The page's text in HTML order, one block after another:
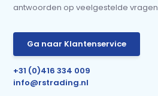
antwoorden op veelgestelde vragen
Ga naar Klantenservice
+31 (0)416 334 009
info@rstrading.nl